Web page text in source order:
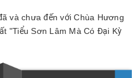
và chưa đến với Chùa Hương
"Tiểu Sơn Lâm Mà Có Đại Kỳ